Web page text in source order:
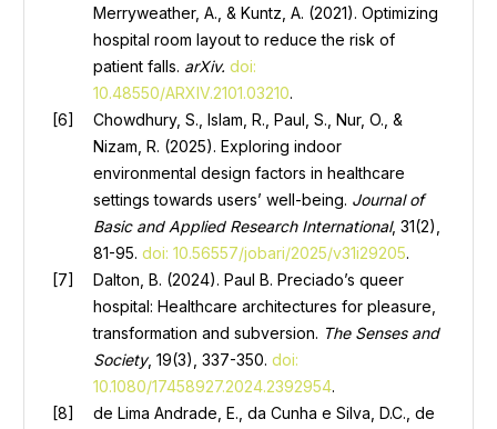
Merryweather, A., & Kuntz, A. (2021). Optimizing
hospital room layout to reduce the risk of
patient falls. arXiv. doi:
10.48550/ARXIV.2101.03210.
Chowdhury, S., Islam, R., Paul, S., Nur, O., &
Nizam, R. (2025). Exploring indoor
environmental design factors in healthcare
settings towards users’ well-being. Journal of
Basic and Applied Research International, 31(2),
81-95. doi: 10.56557/jobari/2025/v31i29205.
Dalton, B. (2024). Paul B. Preciado’s queer
hospital: Healthcare architectures for pleasure,
transformation and subversion. The Senses and
Society, 19(3), 337-350. doi:
10.1080/17458927.2024.2392954.
de Lima Andrade, E., da Cunha e Silva, D.C., de